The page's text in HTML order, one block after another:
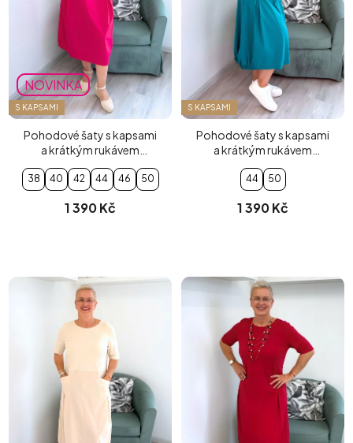
NOVINKA
S KAPSAMI
Pohodové šaty s kapsami
a krátkým rukávem
fuchsiové
38 40 42 44 46 50
1 390 Kč
S KAPSAMI
Pohodové šaty s kapsami
a krátkým rukávem
tyrkysové
44 50
1 390 Kč